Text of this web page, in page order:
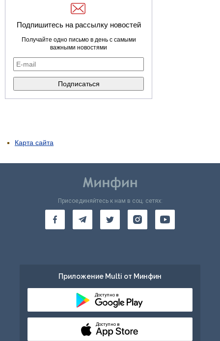
Подпишитесь на рассылку новостей
Получайте одно письмо в день с самыми
важными новостями
Карта сайта
Присоединяйтесь к нам в соц. сетях:
Приложение Multi от Минфин
Доступно в
Доступно в